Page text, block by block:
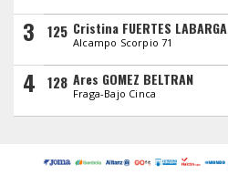
3 125 Cristina FUERTES LABARGA
Alcampo Scorpio 71
4 128 Ares GOMEZ BELTRAN
Fraga-Bajo Cinca